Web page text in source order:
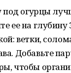
под огуpцы
ее на глубину
ветки,
Добавьте
чтобы